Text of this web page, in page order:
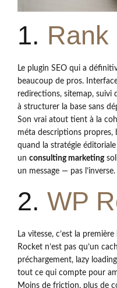
1. Rank
Le plugin SEO qui a
beaucoup de pros.
redirections, sitemap, suivi
à structurer la base sans
Son vrai atout tient à la
méta descriptions propres,
quand la stratégie
un consulting marketing
un message — pas l’inverse.
2. WP
La vitesse, c’est la
Rocket n’est pas qu’un
préchargement, lazy
tout ce qui compte pour
Moins de friction, plus de